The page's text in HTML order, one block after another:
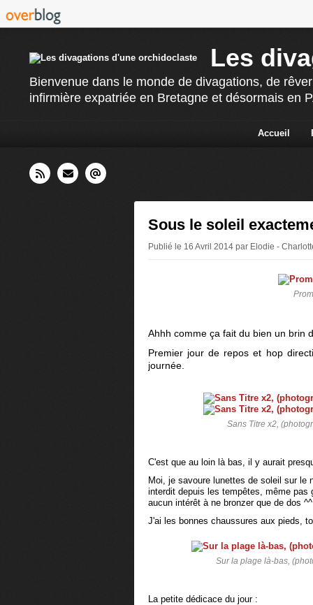
Les
Bienvenue dans le monde de divagations, de
infirmière expatriée en Bretagne et désormais en
Accueil
Sous le soleil
Publié le 16 Avril 2014 par Elodie -
Ahhh comme ça fait du bien un brin
Premier jour de repos et hop
journée.
Sans Titre x2,
C'est que au loin là bas, il y aurait
Moi, je savoure lunettes de soleil sur le
interdit depuis les tempêtes, même pas
aucun intérêt à ne bronzer que de dos
J'ai les bonnes chaussures aux pieds,
Sur la plage là-bas,
La petite dédicace du jour :